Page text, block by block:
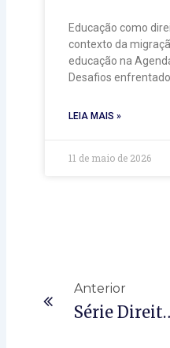
Educação como
contexto da
educação na
Desafios
LEIA MAIS »
11 de maio de 2026
Anterior
Série Direito À Educação –